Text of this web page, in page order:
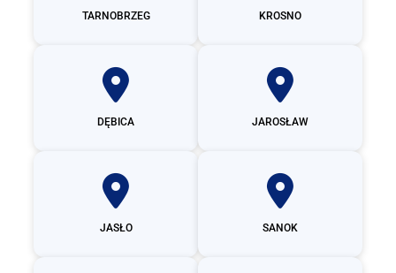
TARNOBRZEG KROSNO
DĘBICA JAROSŁAW
JASŁO SANOK